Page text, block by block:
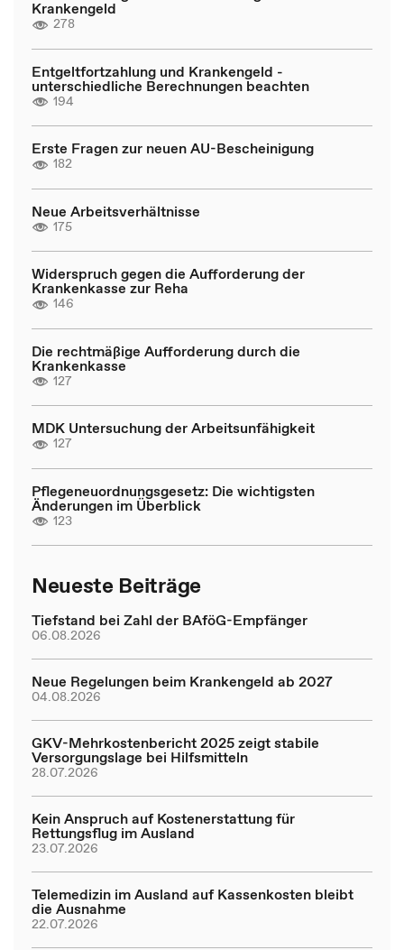
Krankengeld
278
Entgeltfortzahlung und Krankengeld -
unterschiedliche Berechnungen beachten
194
Erste Fragen zur neuen AU-Bescheinigung
182
Neue Arbeitsverhältnisse
175
Widerspruch gegen die Aufforderung der
Krankenkasse zur Reha
146
Die rechtmäßige Aufforderung durch die
Krankenkasse
127
MDK Untersuchung der Arbeitsunfähigkeit
127
Pflegeneuordnungsgesetz: Die wichtigsten
Änderungen im Überblick
123
Neueste Beiträge
Tiefstand bei Zahl der BAföG-Empfänger
06.08.2026
Neue Regelungen beim Krankengeld ab 2027
04.08.2026
GKV-Mehrkostenbericht 2025 zeigt stabile
Versorgungslage bei Hilfsmitteln
28.07.2026
Kein Anspruch auf Kostenerstattung für
Rettungsflug im Ausland
23.07.2026
Telemedizin im Ausland auf Kassenkosten bleibt
die Ausnahme
22.07.2026